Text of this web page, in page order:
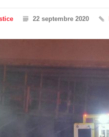
22 septembre 2020